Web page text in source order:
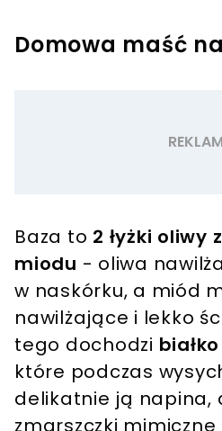
Domowa maść
Baza to 2 łyżki oliwy
miodu - oliwa
w naskórku, a miód
nawilżające i lekko
tego dochodzi
które podczas
delikatnie ją napina,
zmarszczki